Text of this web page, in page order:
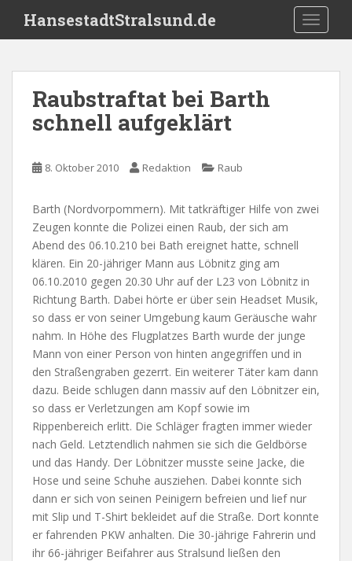
i
HansestadtStralsund.de
Raubstraftat bei Barth
schnell aufgeklärt
8. Oktober 2010 Redaktion Raub
Barth (Nordvorpommern). Mit tatkräftiger Hilfe von zwei
Zeugen konnte die Polizei einen Raub, der sich am
Abend des 06.10.210 bei Bath ereignet hatte, schnell
klären. Ein 20-jähriger Mann aus Löbnitz ging am
06.10.2010 gegen 20.30 Uhr auf der L23 von Löbnitz in
Richtung Barth. Dabei hörte er über sein Headset Musik,
so dass er von seiner Umgebung kaum Geräusche wahr
nahm. In Höhe des Flugplatzes Barth wurde der junge
Mann von einer Person von hinten angegriffen und in
den Straßengraben gezerrt. Ein weiterer Täter kam dann
dazu. Beide schlugen dann massiv auf den Löbnitzer ein,
so dass er Verletzungen am Kopf sowie im
Rippenbereich erlitt. Die Schläger fragten immer wieder
nach Geld. Letztendlich nahmen sie sich die Geldbörse
und das Handy. Der Löbnitzer musste seine Jacke, die
Hose und seine Schuhe ausziehen. Dabei konnte sich
dann er sich von seinen Peinigern befreien und lief nur
mit Slip und T-Shirt bekleidet auf die Straße. Dort konnte
er fahrenden PKW anhalten. Die 30-jährige Fahrerin und
ihr 66-jähriger Beifahrer aus Stralsund ließen den